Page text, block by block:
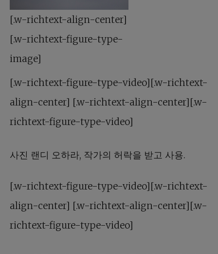
[.w-richtext-align-center]
[.w-richtext-figure-type-
image]
[.w-richtext-figure-type-video][.w-richtext-
align-center] [.w-richtext-align-center][.w-
richtext-figure-type-video]
사진 랜디 오하라, 작가의 허락을 받고 사용.
[.w-richtext-figure-type-video][.w-richtext-
align-center] [.w-richtext-align-center][.w-
richtext-figure-type-video]